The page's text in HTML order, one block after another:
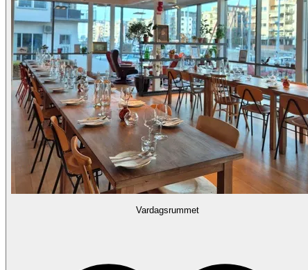
Vardagsrummet